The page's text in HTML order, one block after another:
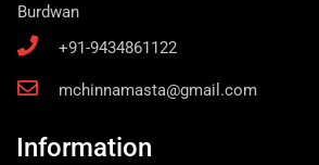
Burdwan
+91-9434861122
mchinnamasta@gmail.com
Information